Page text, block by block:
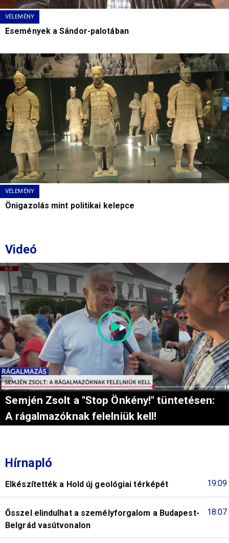
VÉLEMÉNY
Események a Sándor-palotában
VÉLEMÉNY
Önigazolás mint politikai kelepce
Videó
Semjén Zsolt a "Stop Önkény!" tüntetésen:
A rágalmazóknak felelniük kell!
Hírnapló
19:09
Elkészítették a Hold új geológiai térképét
18:07
Ősszel elindulhat a személyforgalom a Budapest-
Belgrád vasútvonalon